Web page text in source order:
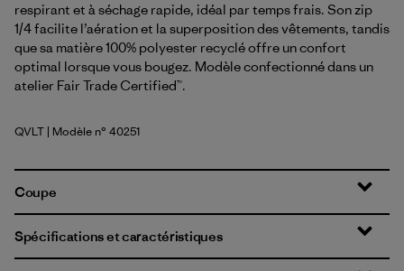
respirant et à séchage rapide, idéal par temps frais. Son zip
1/4 facilite l’aération et la superposition des vêtements, tandis
que sa matière 100% polyester recyclé offre un confort
optimal lorsque vous bougez. Modèle confectionné dans un
atelier Fair Trade Certified™.
Quiet Violet
QVLT | Modèle n° 40251
Coupe
Spécifications et caractéristiques